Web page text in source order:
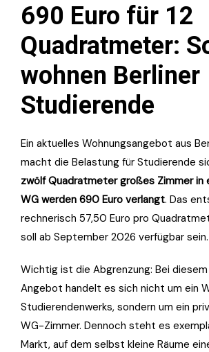
690 Euro für 12
Quadratmeter:
wohnen Berliner
Studierende
Ein aktuelles Wohnungsangebot aus
macht die Belastung für Studierende
zwölf Quadratmeter großes Zimmer in
WG werden 690 Euro verlangt. Das
rechnerisch 57,50 Euro pro
soll ab September 2026 verfügbar sein.
Wichtig ist die Abgrenzung: Bei
Angebot handelt es sich nicht um ein
Studierendenwerks, sondern um ein
WG-Zimmer. Dennoch steht es
Markt, auf dem selbst kleine Räume